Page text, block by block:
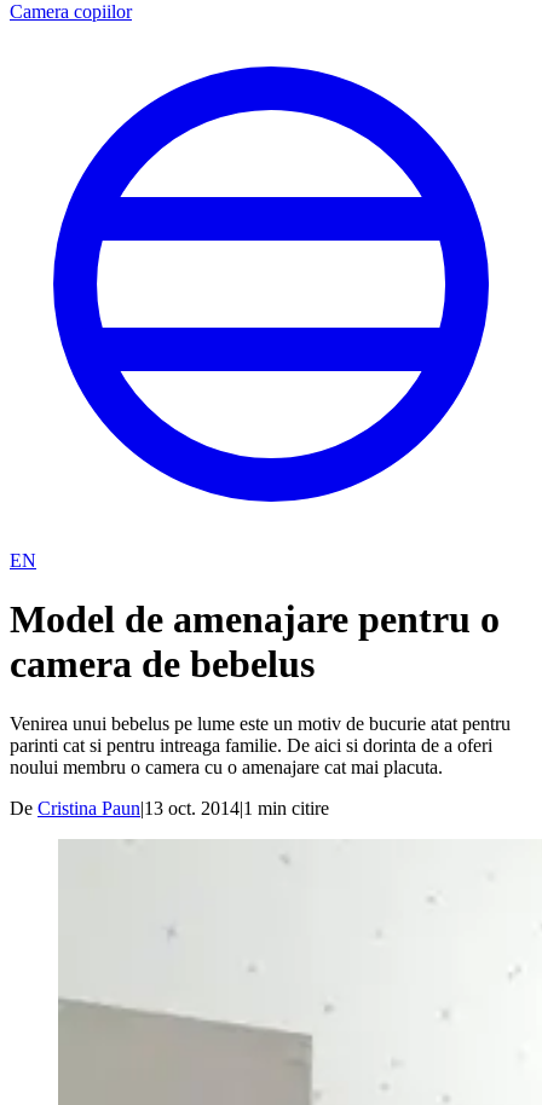
Camera copiilor
EN
Model de amenajare pentru o
camera de bebelus
Venirea unui bebelus pe lume este un motiv de bucurie atat pentru
parinti cat si pentru intreaga familie. De aici si dorinta de a oferi
noului membru o camera cu o amenajare cat mai placuta.
De Cristina Paun|13 oct. 2014|1 min citire